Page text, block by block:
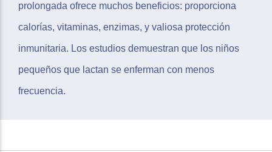
prolongada ofrece muchos beneficios: proporciona
calorías, vitaminas, enzimas, y valiosa protección
inmunitaria. Los estudios demuestran que los niños
pequeños que lactan se enferman con menos
frecuencia.